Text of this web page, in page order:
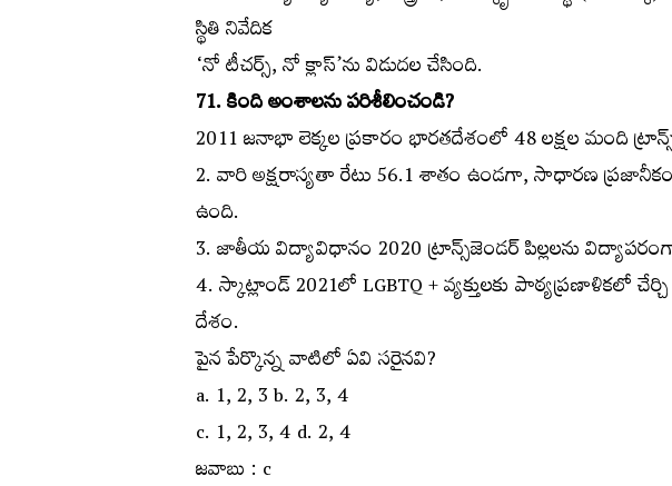
స్థితి నివేదిక
‘నో టీచర్స్‌, నో క్లాస్‌’ను విడుదల చేసింది.
71. కింది అంశాలను పరిశీలించండి?
2011 జనాభా లెక్కల ప్రకారం భారతదేశంలో 48 లక్షల మంది ట్రాన్స్‌
2. వారి అక్షరాస్యతా రేటు 56.1 శాతం ఉండగా, సాధారణ
ఉంది.
3. జాతీయ విద్యావిధానం 2020 ట్రాన్స్‌జెండర్‌ పిల్లలను విద్యాపరంగా
4. స్కాట్లాండ్‌ 2021లో LGBTQ + వ్యక్తులకు పాఠ్యప్రణాళికలో
దేశం.
పైన పేర్కొన్న వాటిలో ఏవి సరైనవి?
a. 1, 2, 3 b. 2, 3, 4
c. 1, 2, 3, 4 d. 2, 4
జవాబు : c